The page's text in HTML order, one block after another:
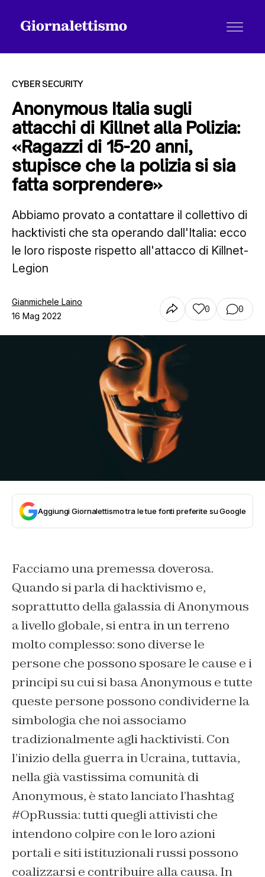
Tutti gli articoli
Chi siamo
Contatti
CYBER SECURITY
Anonymous Italia sugli
attacchi di Killnet alla Polizia:
«Ragazzi di 15-20 anni,
stupisce che la polizia si sia
fatta sorprendere»
Abbiamo provato a contattare il collettivo di
hacktivisti che sta operando dall'Italia: ecco
le loro risposte rispetto all'attacco di Killnet-
Legion
Gianmichele Laino
16 Mag 2022
0 0
Aggiungi Giornalettismo tra le tue fonti preferite su Google
Facciamo una premessa doverosa.
Quando si parla di hacktivismo e,
soprattutto della galassia di Anonymous
a livello globale, si entra in un terreno
molto complesso: sono diverse le
persone che possono sposare le cause e i
principi su cui si basa Anonymous e tutte
queste persone possono condividerne la
simbologia che noi associamo
tradizionalmente agli hacktivisti. Con
l’inizio della guerra in Ucraina, tuttavia,
nella già vastissima comunità di
Anonymous, è stato lanciato l’hashtag
#OpRussia: tutti quegli attivisti che
intendono colpire con le loro azioni
portali e siti istituzionali russi possono
coalizzarsi e contribuire alla causa. In